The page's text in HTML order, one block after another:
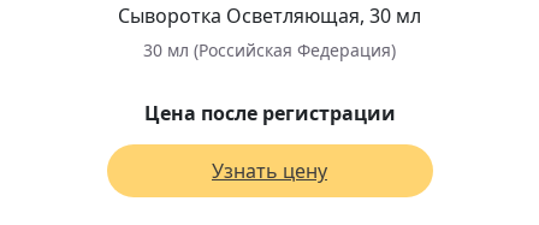
Сыворотка Осветляющая, 30 мл
30 мл (Российская Федерация)
Цена после регистрации
Узнать цену